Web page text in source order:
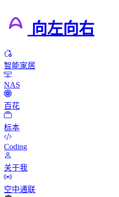
向左向右
智能家居
NAS
百花
标本
Coding
关于我
空中通联